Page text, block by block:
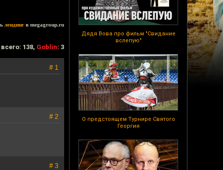
Дядя Вова про фильм "Свидание
вслепую"
О предстоящем Турнире Святого
Георгия
лендинг в megagroup.ru
всего: 138, Goblin: 3
# 1
# 2
# 3